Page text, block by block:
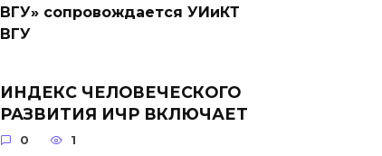
ВГУ» сопровождается УИиКТ
ВГУ
ИНДЕКС ЧЕЛОВЕЧЕСКОГО
РАЗВИТИЯ ИЧР ВКЛЮЧАЕТ
0 1